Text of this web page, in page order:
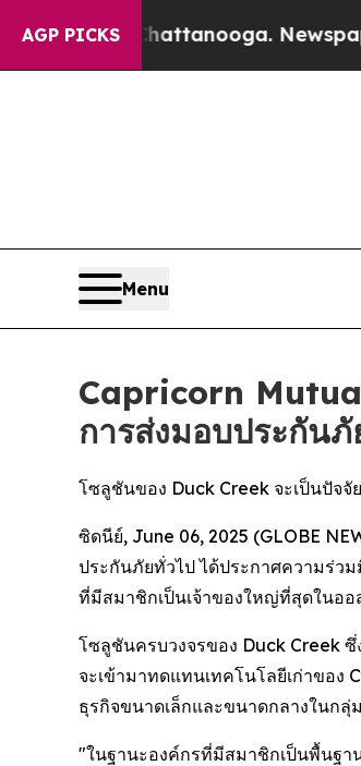
AGP PICKS
in Chattanooga. Newspaper
Menu
Capricorn
การส่งมอบประกัน
โซลูชันของ Duck Creek จะเป็นปัจ
ซิดนีย์, June 06, 2025 (GLOBE
ประกันภัยทั่วไป ได้ประกาศความร่ว
ที่มีสมาชิกเป็นเจ้าของใหญ่ที่สุดในออ
โซลูชันครบวงจรของ Duck Creek
จะเข้ามาทดแทนเทคโนโลยีเก่าขอ
ธุรกิจขนาดเล็กและขนาดกลางในกลุ่
"ในฐานะองค์กรที่มีสมาชิกเป็นพื้นฐา